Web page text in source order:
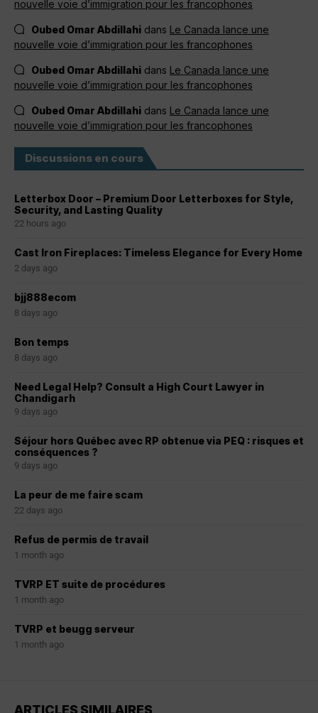
nouvelle voie d’immigration pour les francophones
Oubed Omar Abdillahi dans Le Canada lance une
nouvelle voie d’immigration pour les francophones
Oubed Omar Abdillahi dans Le Canada lance une
nouvelle voie d’immigration pour les francophones
Oubed Omar Abdillahi dans Le Canada lance une
nouvelle voie d’immigration pour les francophones
Discussions en cours
Letterbox Door – Premium Door Letterboxes for Style,
Security, and Lasting Quality
22 hours ago
Cast Iron Fireplaces: Timeless Elegance for Every Home
2 days ago
bjj888ecom
8 days ago
Bon temps
8 days ago
Need Legal Help? Consult a High Court Lawyer in
Chandigarh
9 days ago
Séjour hors Québec avec RP obtenue via PEQ : risques et
conséquences ?
9 days ago
La peur de me faire scam
22 days ago
Refus de permis de travail
1 month ago
TVRP ET suite de procédures
1 month ago
TVRP et beugg serveur
1 month ago
ARTICLES SIMILAIRES